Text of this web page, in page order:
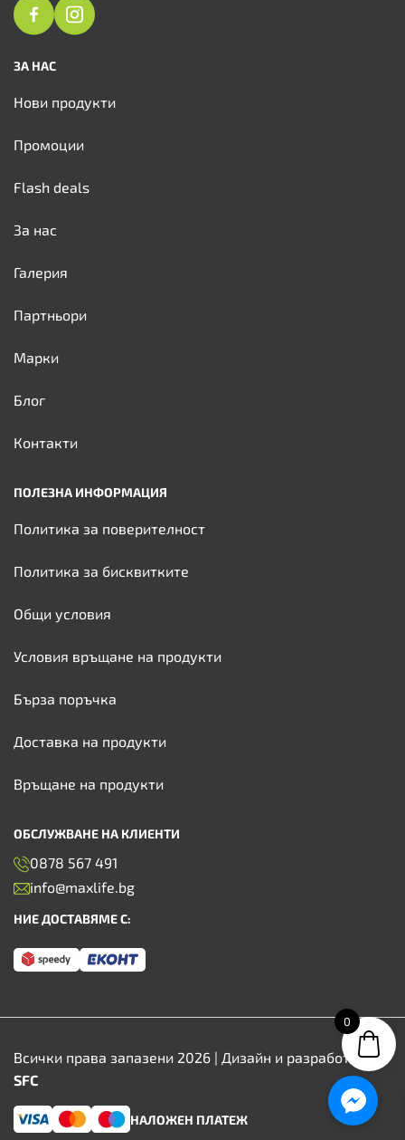
ЗА НАС
Нови продукти
Промоции
Flash deals
За нас
Галерия
Партньори
Марки
Блог
Контакти
ПОЛЕЗНА ИНФОРМАЦИЯ
Политика за поверителност
Политика за бисквитките
Общи условия
Условия връщане на продукти
Бърза поръчка
Доставка на продукти
Връщане на продукти
ОБСЛУЖВАНЕ НА КЛИЕНТИ
0878 567 491
info@maxlife.bg
НИЕ ДОСТАВЯМЕ С:
Всички права запазени 2026 | Дизайн и разработка от
SFC
НАЛОЖЕН ПЛАТЕЖ
0